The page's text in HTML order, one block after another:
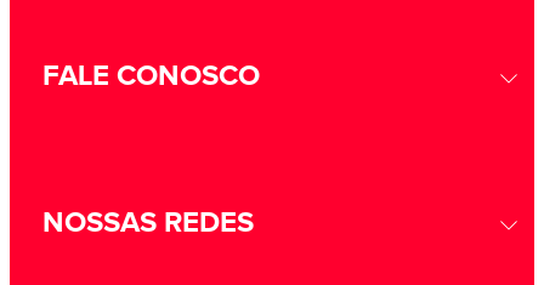
FALE CONOSCO
NOSSAS REDES